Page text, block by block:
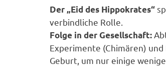
Der „Eid des Hippokrates“
verbindliche Rolle.
Folge in der Gesellschaft:
Experimente (Chimären)
Geburt, um nur einige